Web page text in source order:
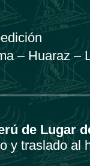
– Huaraz –
de Lugar
y traslado al